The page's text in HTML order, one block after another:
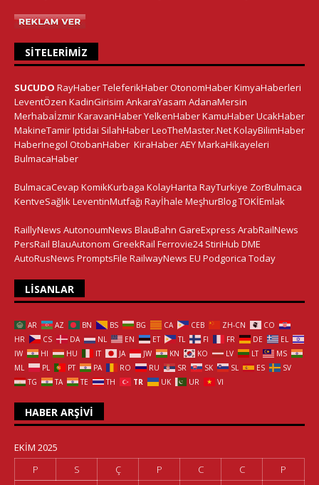
SITELERIMIZ
SUCUDO RayHaberTeleferikHaberOtonomHaberKimyaHaberleri
LeventÖzen KadinGirisim AnkaraYasam AdanaMersin
MerhabaİzmirKaravanHaberYelkenHaberKamuHaberUcakHaber
MakineTamirIptidai SilahHaberLeoTheMaster.NetKolayBilimHaber
HaberInegol OtobanHaber KiraHaberAEYMarkaHikayeleri
BulmacaHaber
BulmacaCevap KomikKurbaga KolayHarita RayTurkiye ZorBulmaca
KentveSağlıkLeventinMutfağı Rayİhale MeşhurBlogTOKİEmlak
RaillyNews AutonoumNews BlauBahn GareExpress ArabRailNews
PersRail BlauAutonom GreekRail Ferrovie24 StiriHub DME
AutoRusNews PromptsFile RailwayNews EU Podgorica Today
LISANLAR
AR AZ BN BS BG CA CEB ZH-CN
CO
HR
CS DA NL EN ET TL FI FR DE
EL
IW
HI HU IT JA JW KN KO LV LT
MS
ML
PL PT PA RO RU SR SK SL ES
SV
TG
TA TE TH TR UK UR VI
HABER ARŞIVI
EKIM 2025
P
S Ç P C C
P